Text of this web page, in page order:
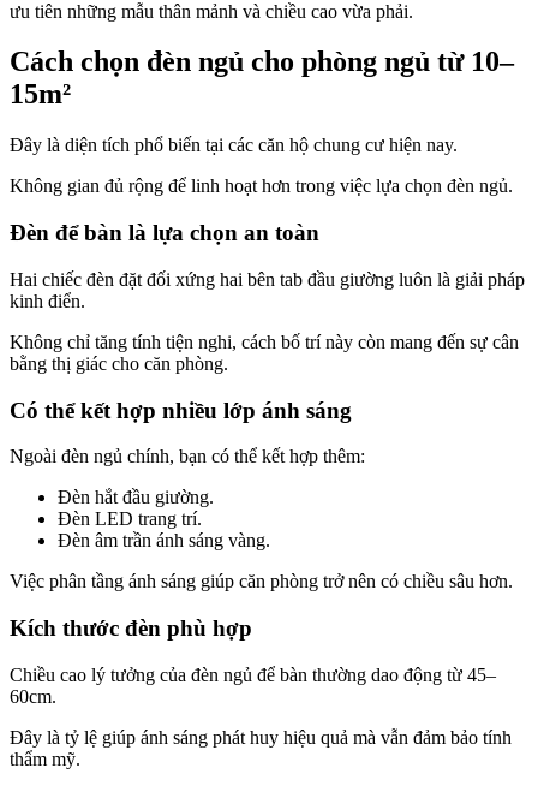
ưu tiên những mẫu thân mảnh và chiều cao vừa phải.
Cách chọn đèn ngủ cho phòng ngủ từ 10–
15m²
Đây là diện tích phổ biến tại các căn hộ chung cư hiện nay.
Không gian đủ rộng để linh hoạt hơn trong việc lựa chọn đèn ngủ.
Đèn để bàn là lựa chọn an toàn
Hai chiếc đèn đặt đối xứng hai bên tab đầu giường luôn là giải pháp
kinh điển.
Không chỉ tăng tính tiện nghi, cách bố trí này còn mang đến sự cân
bằng thị giác cho căn phòng.
Có thể kết hợp nhiều lớp ánh sáng
Ngoài đèn ngủ chính, bạn có thể kết hợp thêm:
Đèn hắt đầu giường.
Đèn LED trang trí.
Đèn âm trần ánh sáng vàng.
Việc phân tầng ánh sáng giúp căn phòng trở nên có chiều sâu hơn.
Kích thước đèn phù hợp
Chiều cao lý tưởng của đèn ngủ để bàn thường dao động từ 45–
60cm.
Đây là tỷ lệ giúp ánh sáng phát huy hiệu quả mà vẫn đảm bảo tính
thẩm mỹ.